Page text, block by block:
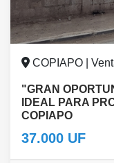
COPIAPO |
"GRAN
IDEAL PARA
COPIAPO
37.000 UF